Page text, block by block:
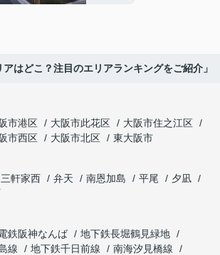
アはどこ？注目のエリアランキングをご紹介」
市港区 大阪市此花区
大阪市住之江区
市西区 大阪市北区
東大阪市
三軒家西 弁天 南恩加島 平尾
夕凪
鉄阪神なんば
地下鉄長堀鶴見緑地
線 地下鉄千日前線
南海汐見橋線